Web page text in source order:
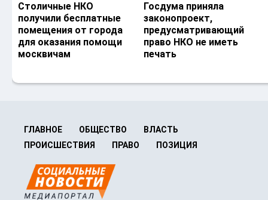
Столичные НКО
получили бесплатные
помещения от города
для оказания помощи
москвичам
Госдума приняла
законопроект,
предусматривающий
право НКО не иметь
печать
ГЛАВНОЕ ОБЩЕСТВО
ВЛАСТЬ
ПРОИСШЕСТВИЯ
ПРАВО ПОЗИЦИЯ